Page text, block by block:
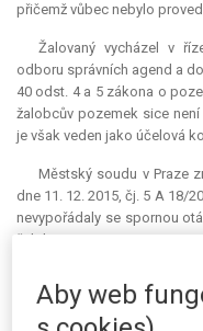
přičemž vůbec nebylo
Žalovaný vycházel v
odboru správních agend a
40 odst. 4 a 5 zákona o
žalobcův pozemek sice
je však veden jako účelová
Městský soudu v Praze
dne 11. 12. 2015, čj. 5 A 18/
nevypořádaly se spornou
žalobce.
Osoby zúčastněné
rozsudku městského
vytýkali, že městský soud
Aby web